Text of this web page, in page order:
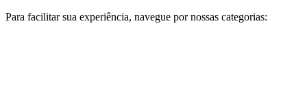
Para facilitar sua experiência, navegue por nossas categorias: